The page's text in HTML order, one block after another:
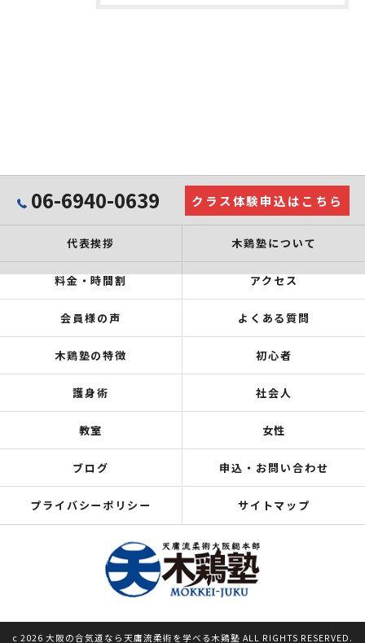
06-6940-0639 クラス体験申込はこちら
代表挨拶 木鶏塾について
料金・時間割 アクセス
会員様の声 よくある質問
木鶏塾の特徴 初心者
護身術 社会人
教室 女性
ブログ 申込・お問い合わせ
プライバシーポリシー サイトマップ
c 2026 大阪の合気道なら天庸流柔術を学べる木鶏塾 ALL RIGHTS RESERVED.